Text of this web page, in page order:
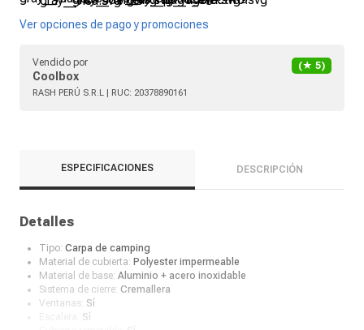
Ver opciones de pago y promociones
Vendido por
Coolbox
(★ 5)
RASH PERÚ S.R.L | RUC: 20378890161
ESPECIFICACIONES DESCRIPCIÓN
Detalles
Tipo: Carpa de camping
Material de cubierta: Polyester impermeable
Material de base: Aluminio + acero inoxidable
Sistema de cierre: Cremallera
Ventanas: Sí
Sí